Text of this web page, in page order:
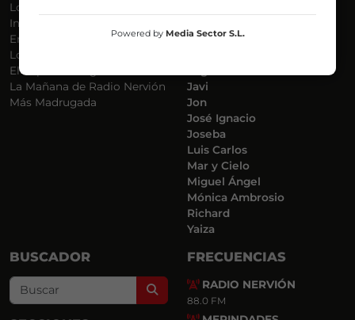
Lo Más Nuevo
Informativos
En Ruta
Locos por la Música
El Supermadrugador
La Mañana de Radio Nervión
Más Madrugada
Endika
Javi
Jon
José Ignacio
Joseba
Luis Carlos
Mar y Cielo
Miguel Ángel
Mónica Ambrosio
Richard
Yaiza
BUSCADOR
Search
FRECUENCIAS
RADIO NERVIÓN
88.0 FM
Powered by Media Sector S.L.